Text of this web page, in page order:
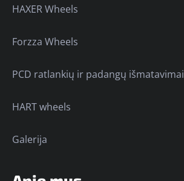
HAXER Wheels
Forzza Wheels
PCD ratlankių ir padangų išmatavimai
HART wheels
Galerija